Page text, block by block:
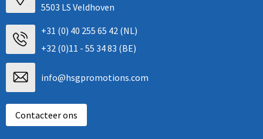
5503 LS Veldhoven
+31 (0) 40 255 65 42 (NL)
+32 (0)11 - 55 34 83 (BE)
info@hsgpromotions.com
Contacteer ons